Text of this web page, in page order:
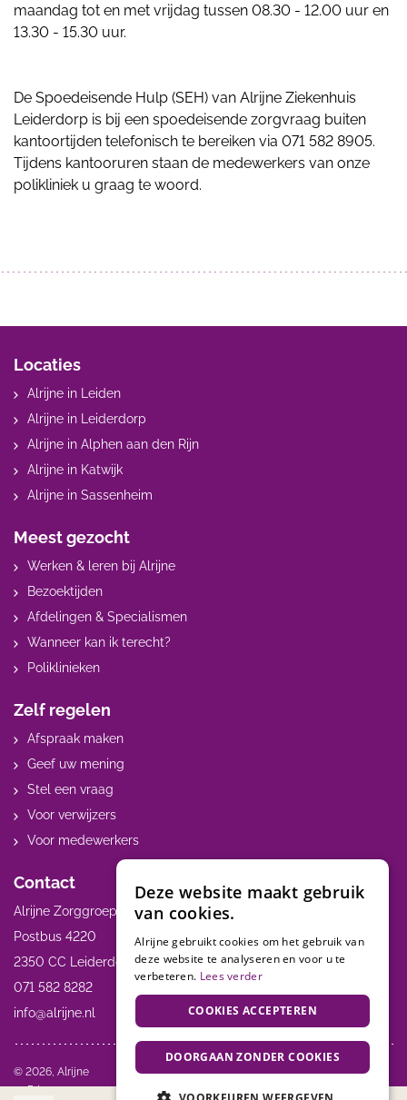
maandag tot en met vrijdag tussen 08.30 - 12.00 uur en
13.30 - 15.30 uur.
De Spoedeisende Hulp (SEH) van Alrijne Ziekenhuis
Leiderdorp is bij een spoedeisende zorgvraag buiten
kantoortijden telefonisch te bereiken via 071 582 8905.
Tijdens kantooruren staan de medewerkers van onze
polikliniek u graag te woord.
Locaties
Alrijne in Leiden
Alrijne in Leiderdorp
Alrijne in Alphen aan den Rijn
Alrijne in Katwijk
Alrijne in Sassenheim
Meest gezocht
Werken & leren bij Alrijne
Bezoektijden
Afdelingen & Specialismen
Wanneer kan ik terecht?
Poliklinieken
Zelf regelen
Afspraak maken
Geef uw mening
Stel een vraag
Voor verwijzers
Voor medewerkers
Contact
Alrijne Zorggroep
Postbus 4220
2350 CC Leiderdorp
071 582 8282
info@alrijne.nl
© 2026, Alrijne
Privacy
Volg ons:
Deze website maakt gebruik
van cookies.
Alrijne gebruikt cookies om het gebruik van
deze website te analyseren en voor u te
verbeteren. Lees verder
COOKIES ACCEPTEREN
DOORGAAN ZONDER COOKIES